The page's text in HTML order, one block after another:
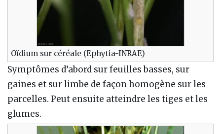
Oïdium sur céréale (Ephytia-INRAE)
Symptômes d’abord sur feuilles basses, sur
gaines et sur limbe de façon homogène sur les
parcelles. Peut ensuite atteindre les tiges et les
glumes.